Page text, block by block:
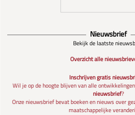
Nieuwsbrief
Bekijk de laatste
Overzicht alle
Inschrijven gratis
Wil je op de hoogte blijven van alle
nieuwsbrief?
Onze nieuwsbrief bevat boeken en nieuws over
maatschappelijke